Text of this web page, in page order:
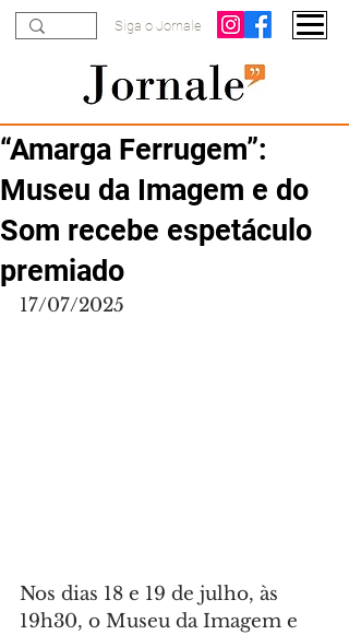
Siga o Jornale
“Amarga Ferrugem”:
Museu da Imagem e do
Som recebe espetáculo
premiado
17/07/2025
Nos dias 18 e 19 de julho, às
19h30, o Museu da Imagem e